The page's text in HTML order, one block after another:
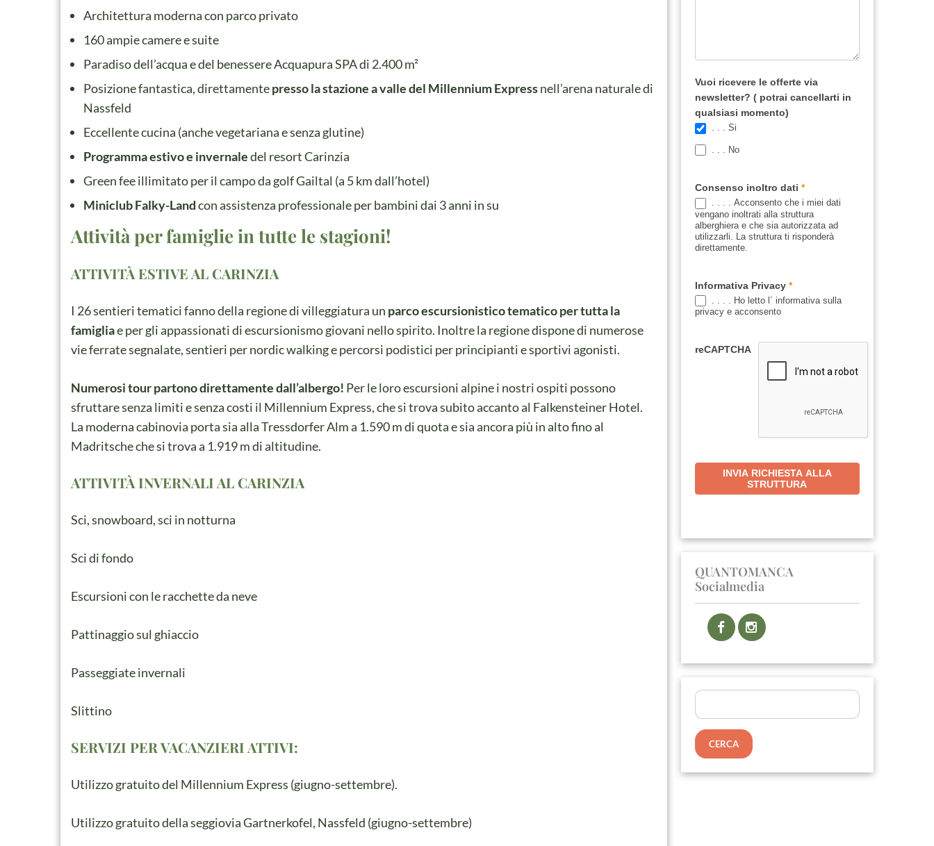
Architettura moderna con parco privato
160 ampie camere e suite
Paradiso dell’acqua e del benessere Acquapura SPA di 2.400 m²
Posizione fantastica, direttamentepresso la stazione a valle del Millennium Expressnell’arena naturale di
Nassfeld
Eccellente cucina (anche vegetariana e senza glutine)
Programma estivo e invernaledel resort Carinzia
Green fee illimitato per il campo da golf Gailtal (a 5 km dall’hotel)
Miniclub Falky-Landcon assistenza professionale per bambini dai 3 anni in su
Attività per famiglie in tutte le stagioni!
ATTIVITÀ ESTIVE AL CARINZIA
I 26 sentieri tematici fanno della regione di villeggiatura un parco escursionistico tematico per tutta la
famigliae per gli appassionati di escursionismo giovani nello spirito. Inoltre la regione dispone di numerose
vie ferrate segnalate, sentieri per nordic walking e percorsi podistici per principianti e sportivi agonisti.
Numerosi tour partono direttamente dall’albergo! Per le loro escursioni alpine i nostri ospiti possono
sfruttare senza limiti e senza costi il Millennium Express, che si trova subito accanto al Falkensteiner Hotel.
La moderna cabinovia porta sia alla Tressdorfer Alm a 1.590 m di quota e sia ancora più in alto fino al
Madritsche che si trova a 1.919 m di altitudine.
ATTIVITÀ INVERNALI AL CARINZIA
Sci, snowboard, sci in notturna
Sci di fondo
Escursioni con le racchette da neve
Pattinaggio sul ghiaccio
Passeggiate invernali
Slittino
SERVIZI PER VACANZIERI ATTIVI:
Utilizzo gratuito del Millennium Express (giugno-settembre).
Utilizzo gratuito della seggiovia Gartnerkofel, Nassfeld (giugno-settembre)
Vuoi ricevere le offerte via
newsletter? ( potrai cancellarti in
qualsiasi momento)
. . . Si
. . . No
Consenso inoltro dati *
. . . . Acconsento che i miei dati
vengano inoltrati alla struttura
alberghiera e che sia autorizzata ad
utilizzarli. La struttura ti risponderà
direttamente.
Informativa Privacy *
. . . . Ho letto l´ informativa sulla
privacy e acconsento
reCAPTCHA
INVIA RICHIESTA ALLA
STRUTTURA
QUANTOMANCA
Socialmedia
Ricerca
per: